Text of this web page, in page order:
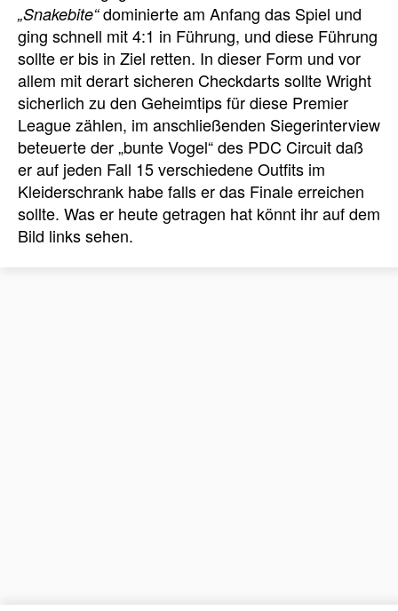
„Snakebite“dominierte am Anfang das Spiel und
ging schnell mit 4:1 in Führung, und diese Führung
sollte er bis in Ziel retten. In dieser Form und vor
allem mit derart sicheren Checkdarts sollte Wright
sicherlich zu den Geheimtips für diese Premier
League zählen, im anschließenden Siegerinterview
beteuerte der „bunte Vogel“ des PDC Circuit daß
er auf jeden Fall 15 verschiedene Outfits im
Kleiderschrank habe falls er das Finale erreichen
sollte. Was er heute getragen hat könnt ihr auf dem
Bild links sehen.